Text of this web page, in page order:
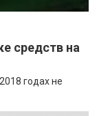
средств на
годах не